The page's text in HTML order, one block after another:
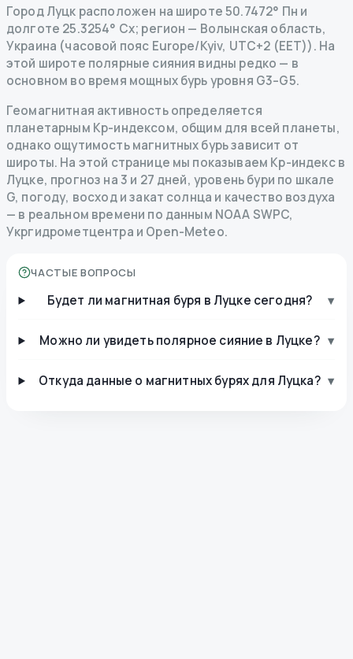
Город Луцк расположен на широте 50.7472° Пн и
долготе 25.3254° Сх; регион — Волынская область,
Украина (часовой пояс Europe/Kyiv, UTC+2 (EET)). На
этой широте полярные сияния видны редко — в
основном во время мощных бурь уровня G3–G5.
Геомагнитная активность определяется
планетарным Kp-индексом, общим для всей планеты,
однако ощутимость магнитных бурь зависит от
широты. На этой странице мы показываем Kp-индекс в
Луцке, прогноз на 3 и 27 дней, уровень бури по шкале
G, погоду, восход и закат солнца и качество воздуха
— в реальном времени по данным NOAA SWPC,
Укргидрометцентра и Open-Meteo.
ЧАСТЫЕ ВОПРОСЫ
Будет ли магнитная буря в Луцке сегодня? ▾
Можно ли увидеть полярное сияние в Луцке? ▾
Откуда данные о магнитных бурях для Луцка? ▾